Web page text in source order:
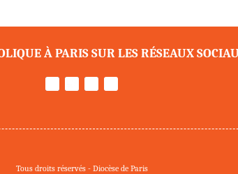
À PARIS SUR LES RÉSEAUX
Tous droits réservés - Diocèse de Paris